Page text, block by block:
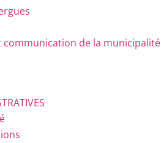
communication de la municipalité